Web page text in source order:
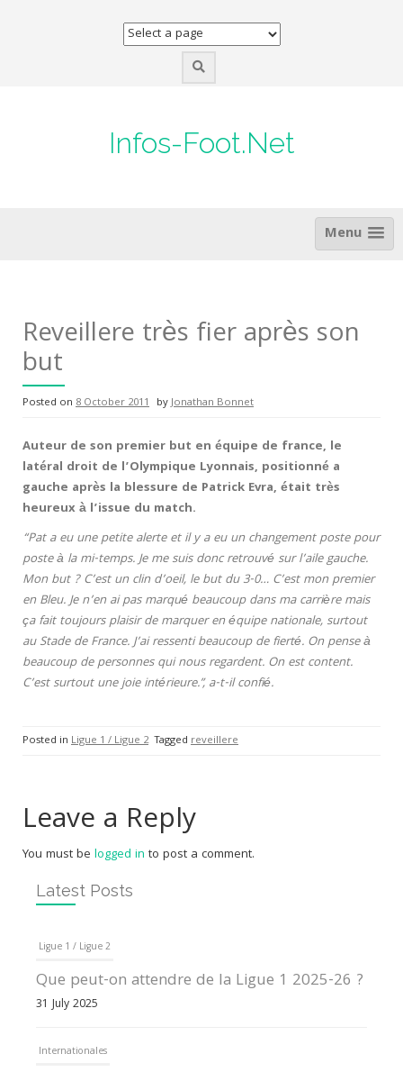
Infos-Foot.Net
Menu
Reveillere très fier après son
but
Posted on 8 October 2011 byJonathan Bonnet
Auteur de son premier but en équipe de france, le
latéral droit de l’Olympique Lyonnais, positionné a
gauche après la blessure de Patrick Evra, était très
heureux à l’issue du match.
“Pat a eu une petite alerte et il y a eu un changement poste pour
poste à la mi-temps. Je me suis donc retrouvé sur l’aile gauche.
Mon but ? C’est un clin d’oeil, le but du 3-0… C’est mon premier
en Bleu. Je n’en ai pas marqué beaucoup dans ma carrière mais
ça fait toujours plaisir de marquer en équipe nationale, surtout
au Stade de France. J’ai ressenti beaucoup de fierté. On pense à
beaucoup de personnes qui nous regardent. On est content.
C’est surtout une joie intérieure.”, a-t-il confié.
Posted in Ligue 1 / Ligue 2 Tagged reveillere
Leave a Reply
You must be logged in to post a comment.
Latest Posts
Ligue 1 / Ligue 2
Que peut-on attendre de la Ligue 1 2025-26 ?
31 July 2025
Internationales